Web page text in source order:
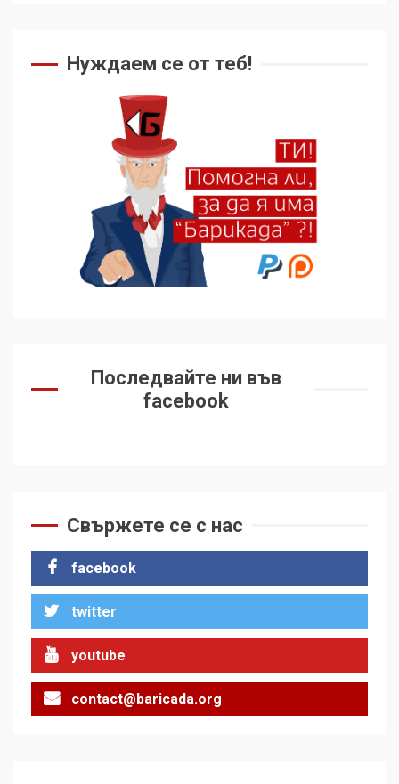
Нуждаем се от теб!
Последвайте ни във
facebook
Свържете се с нас
facebook
twitter
youtube
contact@baricada.org